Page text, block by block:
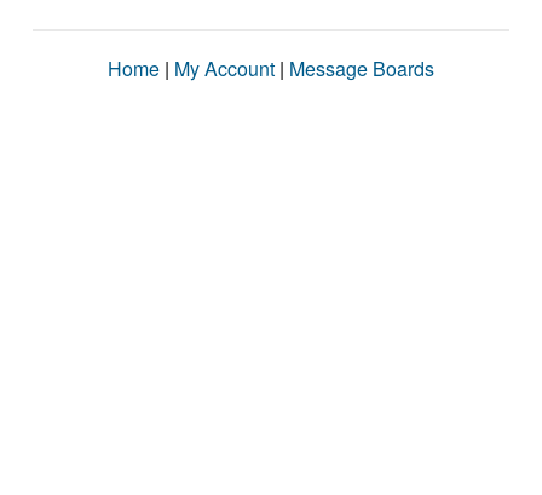
Home | My Account | Message Boards